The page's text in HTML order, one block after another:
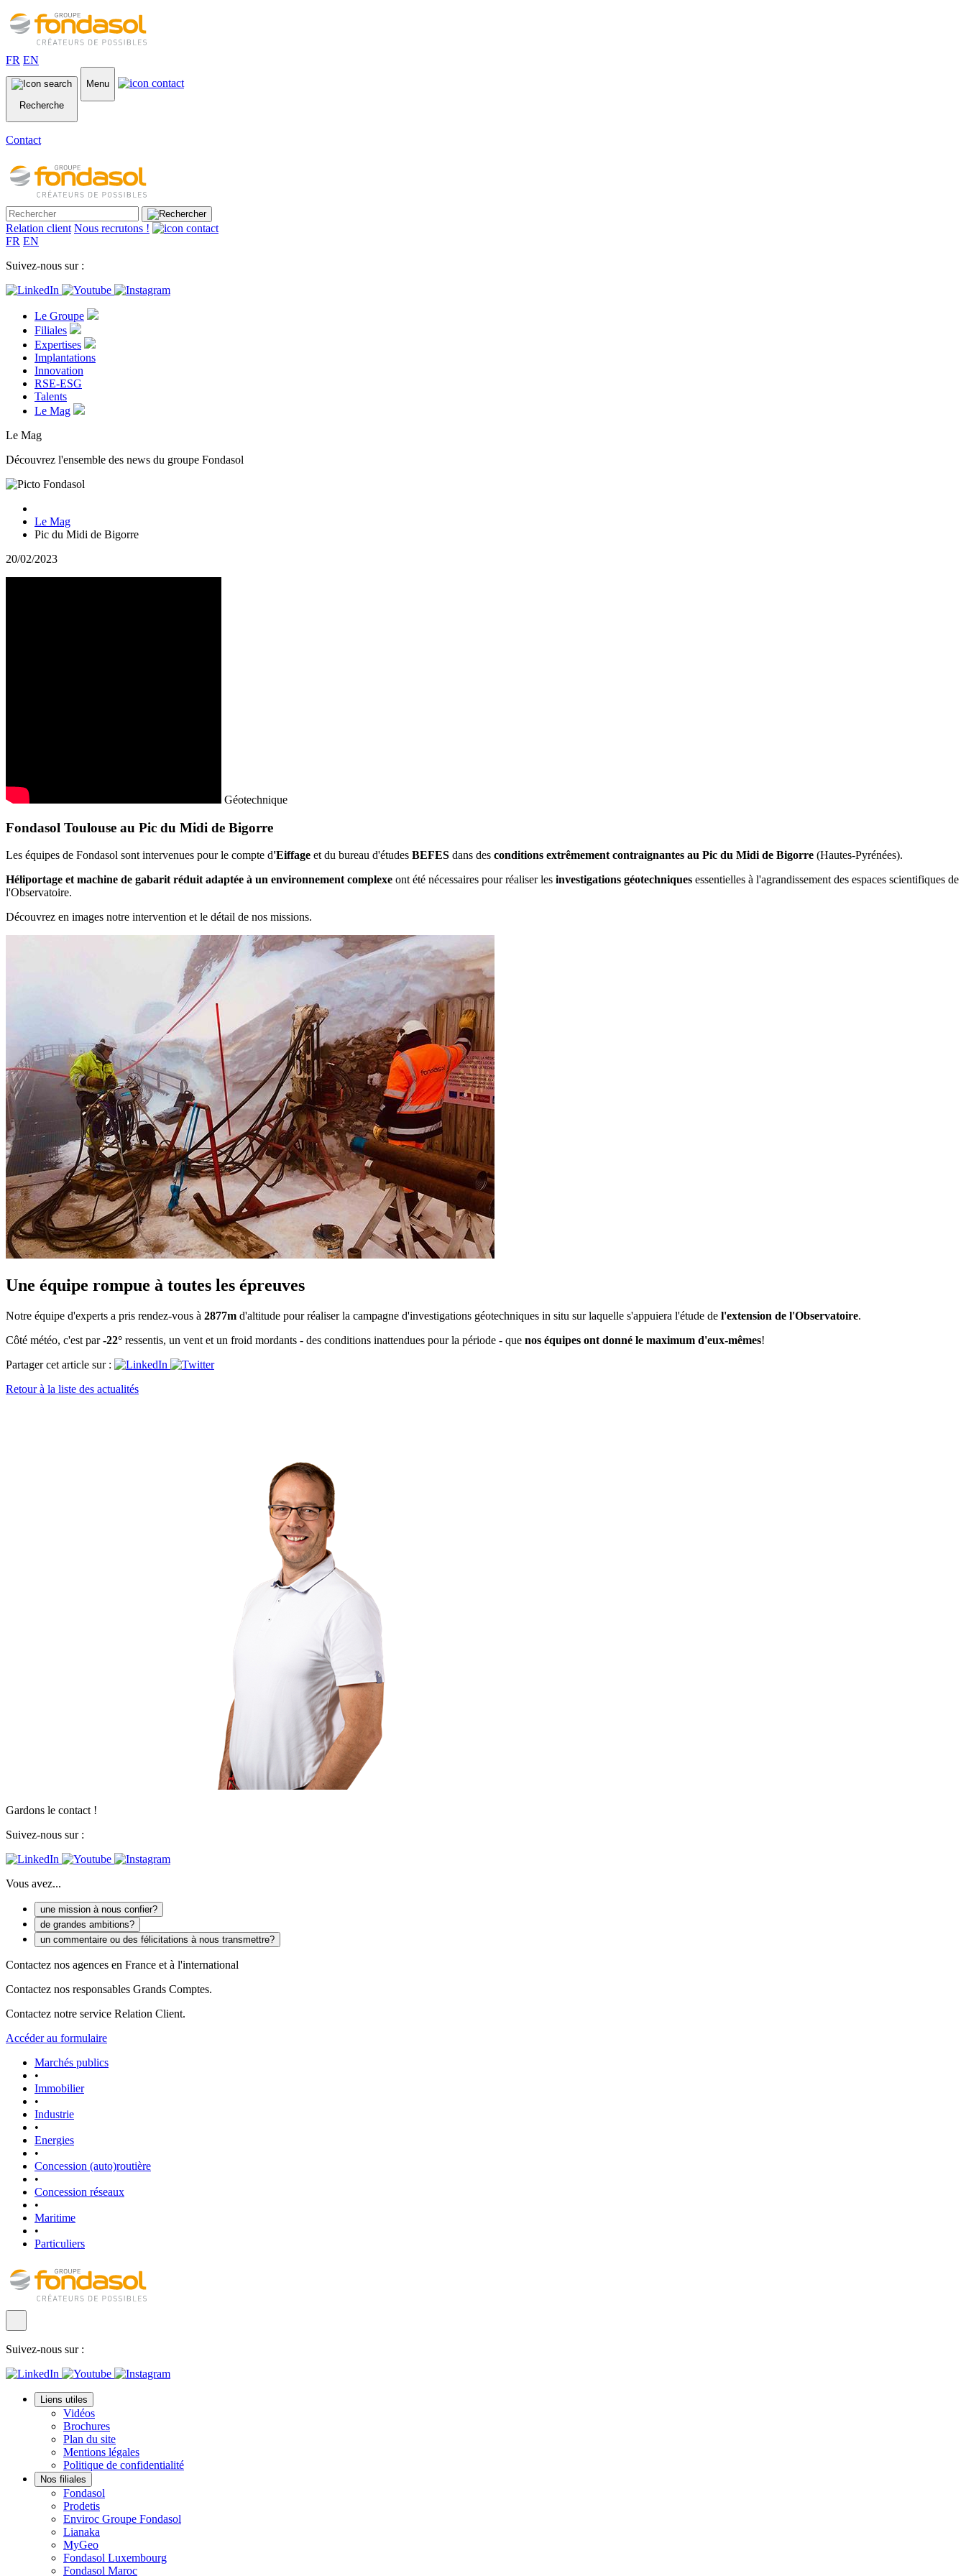
FR EN
Recherche
Menu
Contact
Relation client Nous recrutons !
FR EN
Suivez-nous sur :
Le Groupe
Filiales
Expertises
Implantations
Innovation
RSE-ESG
Talents
Le Mag
Le Mag
Découvrez l'ensemble des news du groupe Fondasol
Le Mag
Pic du Midi de Bigorre
20/02/2023
Géotechnique
Fondasol Toulouse au Pic du Midi de Bigorre
Les équipes de Fondasol sont intervenues pour le compte d'Eiffage et du bureau d'études BEFES dans des conditions extrêmement contraignantes au Pic du Midi de Bigorre (Hautes-Pyrénées).
Héliportage et machine de gabarit réduit adaptée à un environnement complexe ont été nécessaires pour réaliser les investigations géotechniques essentielles à l'agrandissement des espaces scientifiques de
l'Observatoire.
Découvrez en images notre intervention et le détail de nos missions.
Une équipe rompue à toutes les épreuves
Notre équipe d'experts a pris rendez-vous à 2877m d'altitude pour réaliser la campagne d'investigations géotechniques in situ sur laquelle s'appuiera l'étude de l'extension de l'Observatoire.
Côté météo, c'est par-22° ressentis, un vent et un froid mordants - des conditions inattendues pour la période - que nos équipes ont donné le maximum d'eux-mêmes!
Partager cet article sur :
Retour à la liste des actualités
Gardons le contact !
Suivez-nous sur :
Vous avez...
une mission à nous confier?
de grandes ambitions?
un commentaire ou des félicitations à nous transmettre?
Contactez nos agences en France et à l'international
Contactez nos responsables Grands Comptes.
Contactez notre service Relation Client.
Accéder au formulaire
Marchés publics
•
Immobilier
•
Industrie
•
Energies
•
Concession (auto)routière
•
Concession réseaux
•
Maritime
•
Particuliers
Suivez-nous sur :
Liens utiles
Vidéos
Brochures
Plan du site
Mentions légales
Politique de confidentialité
Nos filiales
Fondasol
Prodetis
Enviroc Groupe Fondasol
Lianaka
MyGeo
Fondasol Luxembourg
Fondasol Maroc